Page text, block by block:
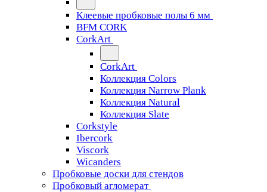
Клеевые пробковые полы 6 мм
BFM CORK
CorkArt
CorkArt
Коллекция Colors
Коллекция Narrow Plank
Коллекция Natural
Коллекция Slate
Corkstyle
Ibercork
Viscork
Wicanders
Пробковые доски для стендов
Пробковый агломерат